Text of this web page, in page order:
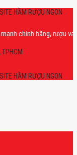
HẦM RƯỢU NGON
chính hãng, rượu vang
HẦM RƯỢU NGON